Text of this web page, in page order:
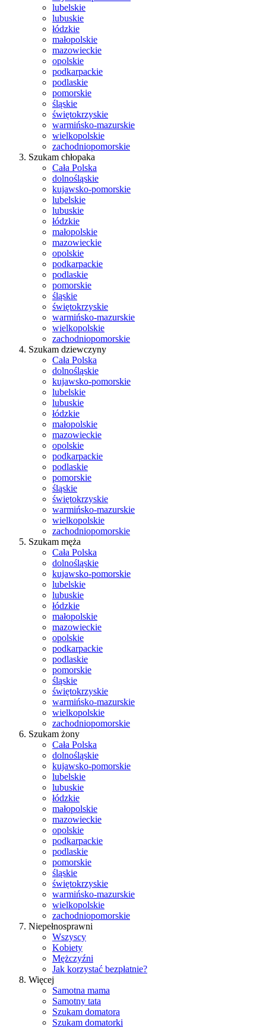
lubelskie
lubuskie
łódzkie
małopolskie
mazowieckie
opolskie
podkarpackie
podlaskie
pomorskie
śląskie
świętokrzyskie
warmińsko-mazurskie
wielkopolskie
zachodniopomorskie
Szukam chłopaka
Cała Polska
dolnośląskie
kujawsko-pomorskie
lubelskie
lubuskie
łódzkie
małopolskie
mazowieckie
opolskie
podkarpackie
podlaskie
pomorskie
śląskie
świętokrzyskie
warmińsko-mazurskie
wielkopolskie
zachodniopomorskie
Szukam dziewczyny
Cała Polska
dolnośląskie
kujawsko-pomorskie
lubelskie
lubuskie
łódzkie
małopolskie
mazowieckie
opolskie
podkarpackie
podlaskie
pomorskie
śląskie
świętokrzyskie
warmińsko-mazurskie
wielkopolskie
zachodniopomorskie
Szukam męża
Cała Polska
dolnośląskie
kujawsko-pomorskie
lubelskie
lubuskie
łódzkie
małopolskie
mazowieckie
opolskie
podkarpackie
podlaskie
pomorskie
śląskie
świętokrzyskie
warmińsko-mazurskie
wielkopolskie
zachodniopomorskie
Szukam żony
Cała Polska
dolnośląskie
kujawsko-pomorskie
lubelskie
lubuskie
łódzkie
małopolskie
mazowieckie
opolskie
podkarpackie
podlaskie
pomorskie
śląskie
świętokrzyskie
warmińsko-mazurskie
wielkopolskie
zachodniopomorskie
Niepełnosprawni
Wszyscy
Kobiety
Mężczyźni
Jak korzystać bezpłatnie?
Więcej
Samotna mama
Samotny tata
Szukam domatora
Szukam domatorki